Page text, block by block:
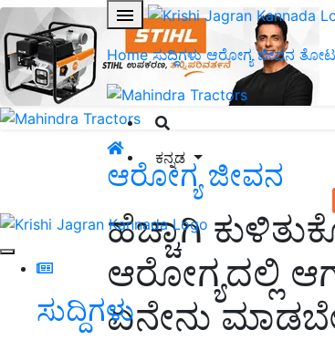
Home ಸುದ್ದಿಗಳು ಆರೋಗ್ಯ ಜೀವನ
ಕನ್ನಡ
ಸುದ್ದಿಗಳು
ಆರೋಗ್ಯ ಜೀವನ
ಹೆಚ್ಚಾಗಿ
ಆರೋಗ್ಯದಲ್ಲಿ
ಏನೇನು